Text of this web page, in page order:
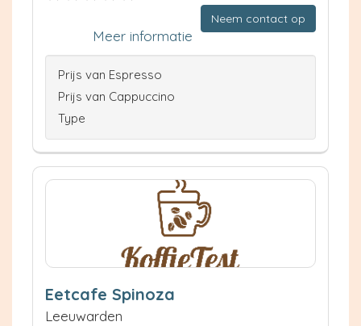
Neem contact op
Meer informatie
Prijs van Espresso
Prijs van Cappuccino
Type
Eetcafe Spinoza
Leeuwarden